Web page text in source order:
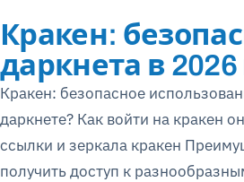
Кракен:
даркнета в 2026
Кракен: безопасное
даркнете? Как войти на кракен
ссылки и зеркала кракен
получить доступ к